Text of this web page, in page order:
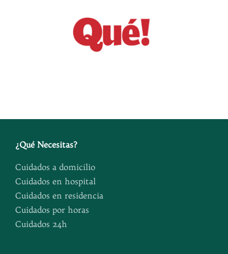
¿Qué Necesitas?
Cuidados a domicilio
Cuidados en hospital
Cuidados en residencia
Cuidados por horas
Cuidados 24h